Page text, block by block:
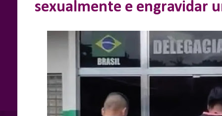
sexualmente e engravidar